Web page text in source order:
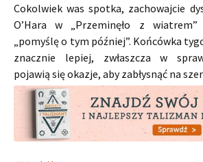
Cokolwiek was spotka, zachowajcie
O’Hara w „Przeminęło z wiatrem”
„pomyślę o tym później”. Końcówka
znacznie lepiej, zwłaszcza w
pojawią się okazje, aby zabłysnąć na